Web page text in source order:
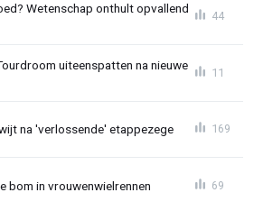
Wetenschap onthult opvallend
44
uiteenspatten na nieuwe
11
na 'verlossende' etappezege 169
bom in vrouwenwielrennen 69